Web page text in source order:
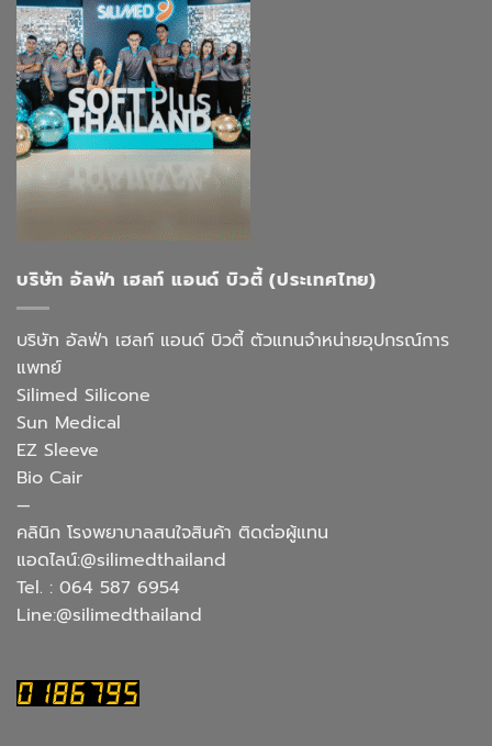
บริษัท อัลฟ่า เฮลท์ แอนด์ บิวตี้ (ประเทศไทย)
บริษัท อัลฟ่า เฮลท์ แอนด์ บิวตี้ ตัวแทนจำหน่ายอุปกรณ์การ
แพทย์
Silimed Silicone
Sun Medical
EZ Sleeve
Bio Cair
—
คลินิก โรงพยาบาลสนใจสินค้า ติดต่อผู้แทน
แอดไลน์:@silimedthailand
Tel. : 064 587 6954
Line:@silimedthailand